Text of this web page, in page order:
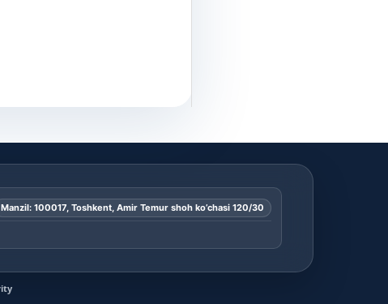
Manzil: 100017, Toshkent, Amir Temur shoh ko’chasi 120/30